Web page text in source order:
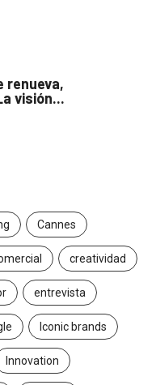
renueva,
visión...
Cannes
creatividad
entrevista
Iconic brands
Innovation